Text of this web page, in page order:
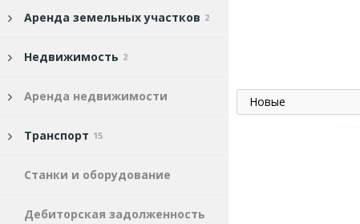
Аренда земельных участков 2
Недвижимость 2
Аренда недвижимости
Транспорт 15
Станки и оборудование
Дебиторская задолженность
Новые